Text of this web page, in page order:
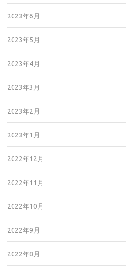
2023年6月
2023年5月
2023年4月
2023年3月
2023年2月
2023年1月
2022年12月
2022年11月
2022年10月
2022年9月
2022年8月